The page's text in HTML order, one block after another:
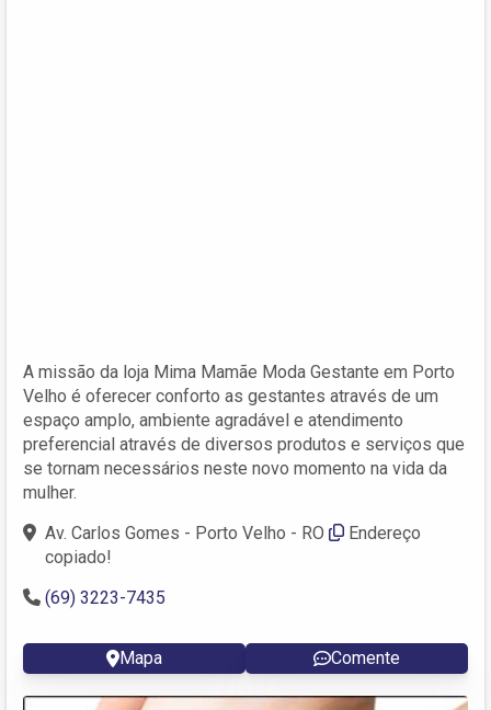
A missão da loja Mima Mamãe Moda Gestante em Porto
Velho é oferecer conforto as gestantes através de um
espaço amplo, ambiente agradável e atendimento
preferencial através de diversos produtos e serviços que
se tornam necessários neste novo momento na vida da
mulher.
Av. Carlos Gomes - Porto Velho - RO
Endereço
copiado!
(69) 3223-7435
Mapa Comente